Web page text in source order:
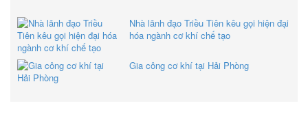
Nhà lãnh đạo Triều Tiên kêu gọi hiện đại
hóa ngành cơ khí chế tạo
Gia công cơ khí tại Hải Phòng